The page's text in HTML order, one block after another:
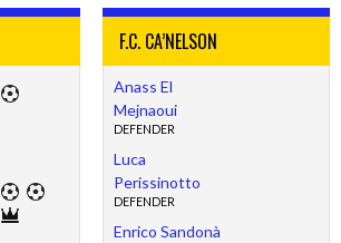
F.C. CA’NELSON
Anass El
Mejnaoui
DEFENDER
Luca
Perissinotto
DEFENDER
Enrico Sandonà